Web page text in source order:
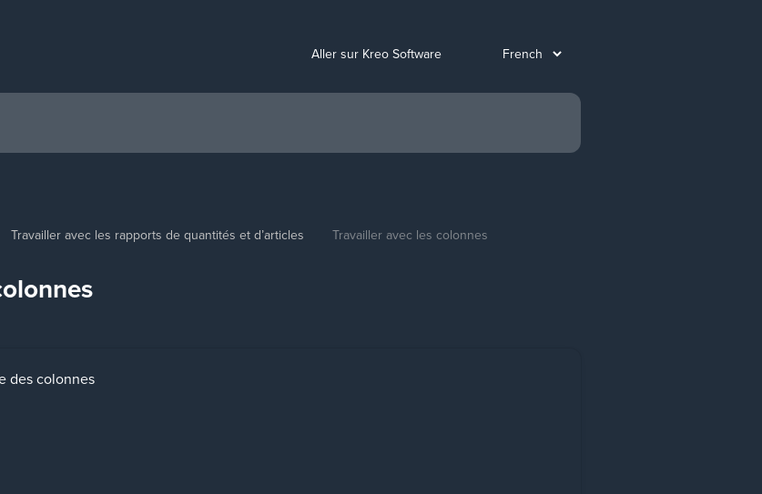
Aller sur Kreo Software
Travailler avec les rapports de quantités et d’articles Travailler avec les colonnes
des colonnes